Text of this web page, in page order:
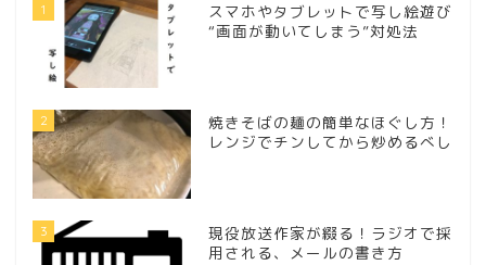
1
スマホやタブレットで写し絵遊び
“画面が動いてしまう”対処法
2
焼きそばの麺の簡単なほぐし方！
レンジでチンしてから炒めるべし
3
現役放送作家が綴る！ラジオで採
用される、メールの書き方